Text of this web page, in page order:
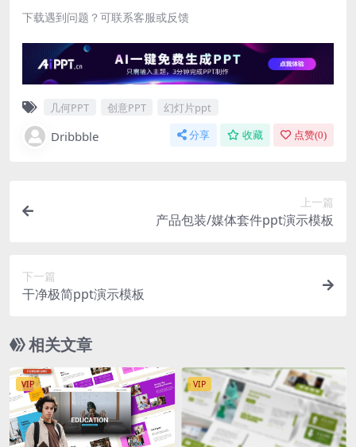
下载遇到问题？可联系客服或反馈
几何PPT 创意PPT 幻灯片ppt
Dribbble 分享 收藏 点赞(0)
上一篇
产品包装/媒体套件ppt演示模板
下一篇
干净极简ppt演示模板
相关文章
VIP VIP